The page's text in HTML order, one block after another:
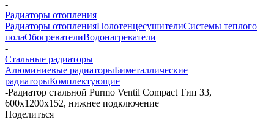
-
Радиаторы отопления
Радиаторы отопленияПолотенцесушителиСистемы теплого
полаОбогревателиВодонагреватели
-
Стальные радиаторы
Алюминиевые радиаторыБиметаллические
радиаторыКомплектующие
-Радиатор стальной Purmo Ventil Compact Тип 33,
600x1200x152, нижнее подключение
Поделиться